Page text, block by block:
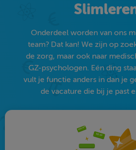
Onderdeel worden van ons
team? Dat kan! We zijn op
de zorg, maar ook naar
GZ-psychologen. Eén ding
vult je functie anders in dan je
de vacature die bij je past